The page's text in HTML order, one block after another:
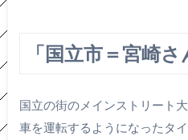
「国立市＝宮崎
国立の街のメインストリート
車を運転するようになったタ